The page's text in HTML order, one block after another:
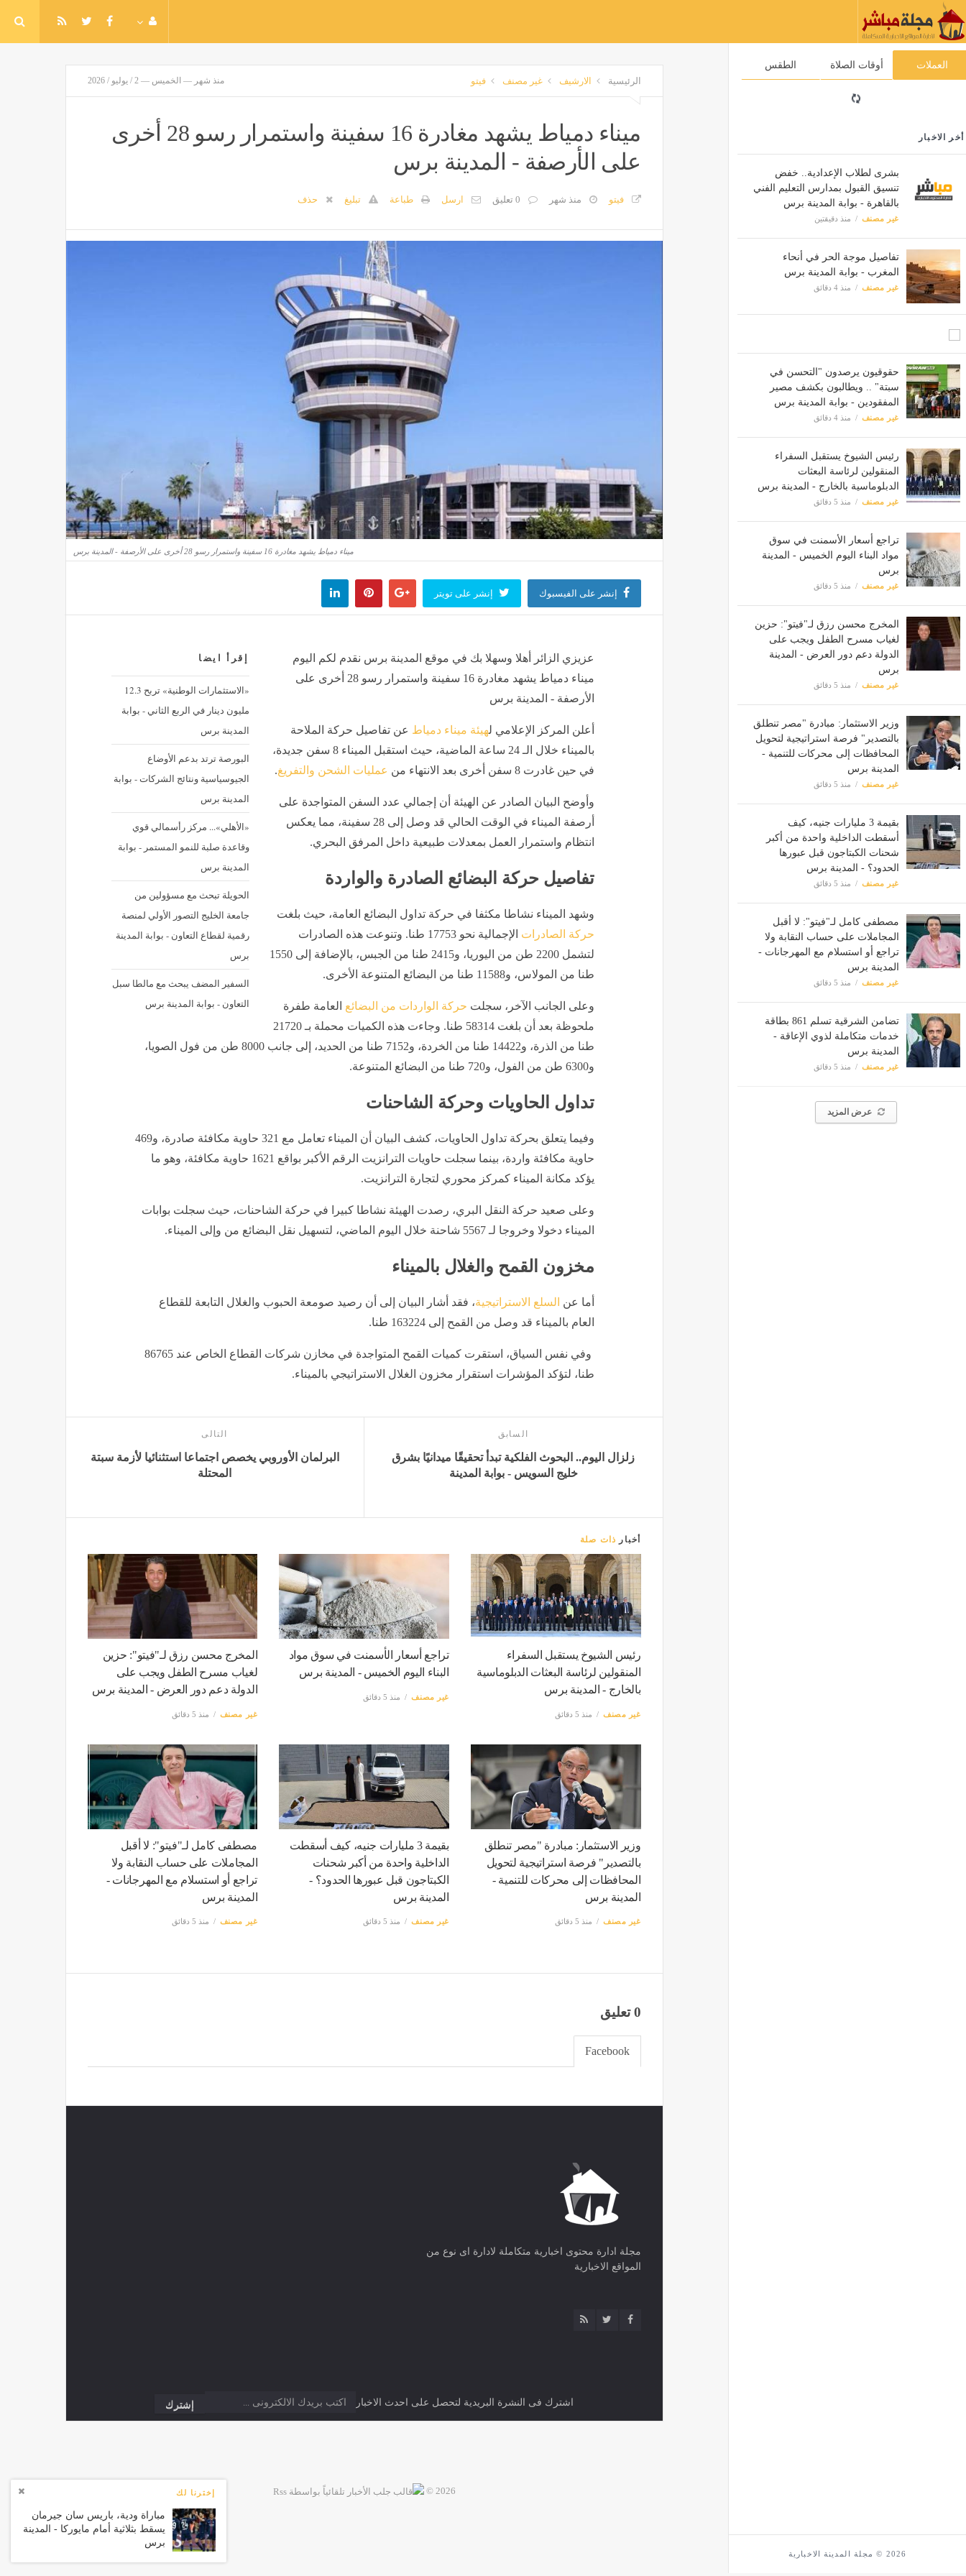
العملات أوقات الصلاة الطقس
أخر الاخبار
بشرى لطلاب الإعدادية.. خفض
تنسيق القبول بمدارس التعليم الفني
بالقاهرة - بوابة المدينة برس
غير مصنف منذ دقيقتين
تفاصيل موجة الحر في أنحاء
المغرب - بوابة المدينة برس
غير مصنف منذ 4 دقائق
حقوقيون يرصدون "التحسن في
سبتة" .. ويطالبون بكشف مصير
المفقودين - بوابة المدينة برس
غير مصنف منذ 4 دقائق
رئيس الشيوخ يستقبل السفراء
المنقولين لرئاسة البعثات
الدبلوماسية بالخارج - المدينة برس
غير مصنف منذ 5 دقائق
تراجع أسعار الأسمنت في سوق
مواد البناء اليوم الخميس - المدينة
برس
غير مصنف منذ 5 دقائق
المخرج محسن رزق لـ"فيتو": حزين
لغياب مسرح الطفل ويجب على
الدولة دعم دور العرض - المدينة
برس
غير مصنف منذ 5 دقائق
وزير الاستثمار: مبادرة "مصر تنطلق
بالتصدير" فرصة استراتيجية لتحويل
المحافظات إلى محركات للتنمية -
المدينة برس
غير مصنف منذ 5 دقائق
بقيمة 3 مليارات جنيه، كيف
أسقطت الداخلية واحدة من أكبر
شحنات الكبتاجون قبل عبورها
الحدود؟ - المدينة برس
غير مصنف منذ 5 دقائق
مصطفى كامل لـ"فيتو": لا أقبل
المجاملات على حساب النقابة ولا
تراجع أو استسلام مع المهرجانات -
المدينة برس
غير مصنف منذ 5 دقائق
تضامن الشرقية تسلم 861 بطاقة
خدمات متكاملة لذوي الإعاقة -
المدينة برس
غير مصنف منذ 5 دقائق
عرض المزيد
2026 © مجلة المدينة الاخبارية
الرئيسية الارشيف غير مصنف فيتو منذ شهر — الخميس — 2 / يوليو / 2026
ميناء دمياط يشهد مغادرة 16 سفينة واستمرار رسو 28 أخرى
على الأرصفة - المدينة برس
فيتو منذ شهر 0 تعليق ارسل طباعة تبليغ حذف
ميناء دمياط يشهد مغادرة 16 سفينة واستمرار رسو 28 أخرى على الأرصفة - المدينة برس
إنشر على الفيسبوك إنشر على تويتر
إقرأ ايضا
«الاستثمارات الوطنية» تربح 12.3
مليون دينار في الربع الثاني - بوابة
المدينة برس
البورصة ترتد بدعم الأوضاع
الجيوسياسية ونتائج الشركات - بوابة
المدينة برس
«الأهلي»... مركز رأسمالي قوي
وقاعدة صلبة للنمو المستمر - بوابة
المدينة برس
الحويلة تبحث مع مسؤولين من
جامعة الخليج التصور الأولي لمنصة
رقمية لقطاع التعاون - بوابة المدينة
برس
السفير المضف يبحث مع مالطا سبل
التعاون - بوابة المدينة برس
عزيزي الزائر أهلا وسهلا بك في موقع المدينة برس نقدم لكم اليوم
ميناء دمياط يشهد مغادرة 16 سفينة واستمرار رسو 28 أخرى على
الأرصفة - المدينة برس
أعلن المركز الإعلامي لهيئة ميناء دمياط عن تفاصيل حركة الملاحة
بالميناء خلال الـ 24 ساعة الماضية، حيث استقبل الميناء 8 سفن جديدة،
في حين غادرت 8 سفن أخرى بعد الانتهاء من
عمليات الشحن والتفريغ.
​وأوضح البيان الصادر عن الهيئة أن إجمالي عدد السفن المتواجدة على
أرصفة الميناء في الوقت الحالي قد وصل إلى 28 سفينة، مما يعكس
انتظام واستمرار العمل بمعدلات طبيعية داخل المرفق البحري.
​تفاصيل حركة البضائع الصادرة والواردة
​وشهد الميناء نشاطا مكثفا في حركة تداول البضائع العامة، حيث بلغت
حركة الصادرات
الإجمالية نحو 17753 طنا. وتنوعت هذه الصادرات
لتشمل 2200 طن من اليوريا، و2415 طنا من الجبس، بالإضافة إلى 1550
طنا من المولاس، و11588 طنا من البضائع المتنوعة الأخرى.
​وعلى الجانب الآخر، سجلت حركة الواردات من البضائع العامة طفرة
ملحوظة بعد أن بلغت 58314 طنا. وجاءت هذه الكميات محملة بـ 21720
طنا من الذرة، و14422 طنا من الخردة، و7152 طنا من الحديد، إلى جانب 8000 طن من فول الصويا،
و6300 طن من الفول، و720 طنا من البضائع المتنوعة.
​تداول الحاويات وحركة الشاحنات
​وفيما يتعلق بحركة تداول الحاويات، كشف البيان أن الميناء تعامل مع 321 حاوية مكافئة صادرة، و469
حاوية مكافئة واردة، بينما سجلت حاويات الترانزيت الرقم الأكبر بواقع 1621 حاوية مكافئة، وهو ما
يؤكد مكانة الميناء كمركز محوري لتجارة الترانزيت.
​وعلى صعيد حركة النقل البري، رصدت الهيئة نشاطا كبيرا في حركة الشاحنات، حيث سجلت بوابات
الميناء دخولا وخروجا لـ 5567 شاحنة خلال اليوم الماضي، لتسهيل نقل البضائع من وإلى الميناء.
​مخزون القمح والغلال بالميناء
​أما عن السلع الاستراتيجية، فقد أشار البيان إلى أن رصيد صومعة الحبوب والغلال التابعة للقطاع
العام بالميناء قد وصل من القمح إلى 163224 طنا.
وفي نفس السياق، استقرت كميات القمح المتواجدة في مخازن شركات القطاع الخاص عند 86765
طنا، لتؤكد المؤشرات استقرار مخزون الغلال الاستراتيجي بالميناء.
إخترنا لك
مباراة ودية، باريس سان جيرمان
يسقط بثلاثية أمام مايوركا - المدينة
برس
السابق
زلزال اليوم.. البحوث الفلكية تبدأ تحقيقًا ميدانيًا بشرق
خليج السويس - بوابة المدينة
التالى
البرلمان الأوروبي يخصص اجتماعا استثنائيا لأزمة سبتة
المحتلة
أخبار ذات صلة
رئيس الشيوخ يستقبل السفراء
المنقولين لرئاسة البعثات الدبلوماسية
بالخارج - المدينة برس
غير مصنف منذ 5 دقائق
تراجع أسعار الأسمنت في سوق مواد
البناء اليوم الخميس - المدينة برس
غير مصنف منذ 5 دقائق
المخرج محسن رزق لـ"فيتو": حزين
لغياب مسرح الطفل ويجب على
الدولة دعم دور العرض - المدينة برس
غير مصنف منذ 5 دقائق
وزير الاستثمار: مبادرة "مصر تنطلق
بالتصدير" فرصة استراتيجية لتحويل
المحافظات إلى محركات للتنمية -
المدينة برس
غير مصنف منذ 5 دقائق
بقيمة 3 مليارات جنيه، كيف أسقطت
الداخلية واحدة من أكبر شحنات
الكبتاجون قبل عبورها الحدود؟ -
المدينة برس
غير مصنف منذ 5 دقائق
مصطفى كامل لـ"فيتو": لا أقبل
المجاملات على حساب النقابة ولا
تراجع أو استسلام مع المهرجانات -
المدينة برس
غير مصنف منذ 5 دقائق
0 تعليق
Facebook
مجلة ادارة محتوى اخبارية متكاملة لادارة اى نوع من
المواقع الاخبارية
اشترك فى النشرة البريدية لتحصل على احدث الاخبار
2026 ©